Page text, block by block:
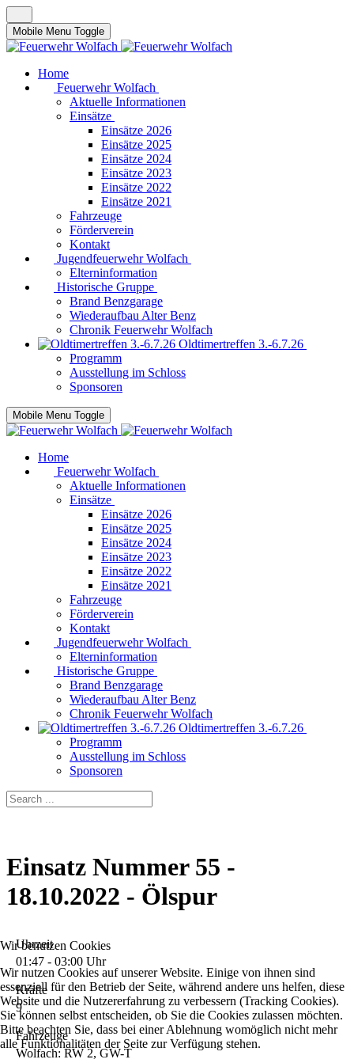
Mobile Menu Toggle
Home
Feuerwehr Wolfach
Aktuelle Informationen
Einsätze
Einsätze 2026
Einsätze 2025
Einsätze 2024
Einsätze 2023
Einsätze 2022
Einsätze 2021
Fahrzeuge
Förderverein
Kontakt
Jugendfeuerwehr Wolfach
Elterninformation
Historische Gruppe
Brand Benzgarage
Wiederaufbau Alter Benz
Chronik Feuerwehr Wolfach
Oldtimertreffen 3.-6.7.26
Programm
Ausstellung im Schloss
Sponsoren
Mobile Menu Toggle
Home
Feuerwehr Wolfach
Aktuelle Informationen
Einsätze
Einsätze 2026
Einsätze 2025
Einsätze 2024
Einsätze 2023
Einsätze 2022
Einsätze 2021
Fahrzeuge
Förderverein
Kontakt
Jugendfeuerwehr Wolfach
Elterninformation
Historische Gruppe
Brand Benzgarage
Wiederaufbau Alter Benz
Chronik Feuerwehr Wolfach
Oldtimertreffen 3.-6.7.26
Programm
Ausstellung im Schloss
Sponsoren
Einsatz Nummer 55 -
18.10.2022 - Ölspur
Uhrzeit
01:47 - 03:00 Uhr
Kräfte
9
Fahrzeuge
Wolfach: RW 2, GW-T
Wir benutzen Cookies
Wir nutzen Cookies auf unserer Website. Einige von ihnen sind
essenziell für den Betrieb der Seite, während andere uns helfen, diese
Website und die Nutzererfahrung zu verbessern (Tracking Cookies).
Sie können selbst entscheiden, ob Sie die Cookies zulassen möchten.
Bitte beachten Sie, dass bei einer Ablehnung womöglich nicht mehr
alle Funktionalitäten der Seite zur Verfügung stehen.